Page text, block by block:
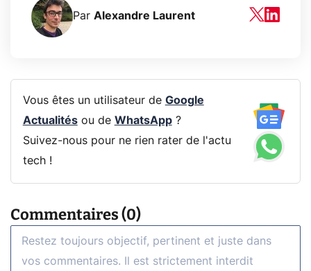
Par Alexandre Laurent
Vous êtes un utilisateur de Google
Actualitésou de WhatsApp?
Suivez-nous pour ne rien rater de l'actu
tech !
Commentaires (0)